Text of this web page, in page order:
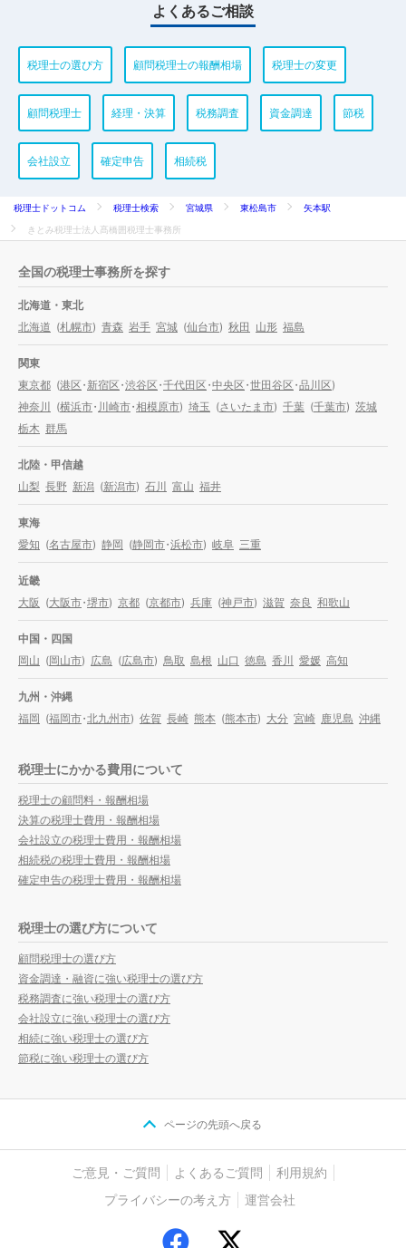
よくあるご相談
税理士の選び方 顧問税理士の報酬相場 税理士の変更
顧問税理士 経理・決算 税務調査 資金調達 節税
会社設立 確定申告 相続税
税理士ドットコム 税理士検索 宮城県 東松島市
矢本駅
きとみ税理士法人髙橋囲税理士事務所
全国の税理士事務所を探す
北海道・東北
北海道 (札幌市) 青森 岩手 宮城 (仙台市) 秋田 山形 福島
関東
東京都 (港区・新宿区・渋谷区・千代田区・中央区・世田谷区・品川区)
神奈川 (横浜市・川崎市・相模原市) 埼玉 (さいたま市) 千葉 (千葉市) 茨城
栃木 群馬
北陸・甲信越
山梨 長野 新潟 (新潟市) 石川 富山 福井
東海
愛知 (名古屋市) 静岡 (静岡市・浜松市) 岐阜 三重
近畿
大阪 (大阪市・堺市) 京都 (京都市) 兵庫 (神戸市) 滋賀 奈良 和歌山
中国・四国
岡山 (岡山市) 広島 (広島市) 鳥取 島根 山口 徳島 香川 愛媛 高知
九州・沖縄
福岡 (福岡市・北九州市) 佐賀 長崎 熊本 (熊本市) 大分 宮崎 鹿児島 沖縄
税理士にかかる費用について
税理士の顧問料・報酬相場
決算の税理士費用・報酬相場
会社設立の税理士費用・報酬相場
相続税の税理士費用・報酬相場
確定申告の税理士費用・報酬相場
税理士の選び方について
顧問税理士の選び方
資金調達・融資に強い税理士の選び方
税務調査に強い税理士の選び方
会社設立に強い税理士の選び方
相続に強い税理士の選び方
節税に強い税理士の選び方
ページの先頭へ戻る
ご意見・ご質問 よくあるご質問
利用規約
プライバシーの考え方
運営会社